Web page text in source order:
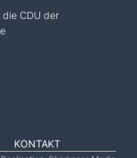
CDU der
KONTAKT